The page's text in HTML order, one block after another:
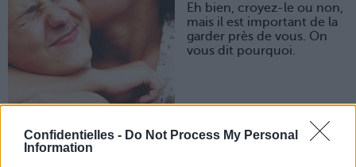
Confidentielles - Do Not Process My Personal
Information
Eh bien, croyez-le ou non,
mais il est important de la
garder près de vous. On
vous dit pourquoi.
1. Elle vous dit la vérité